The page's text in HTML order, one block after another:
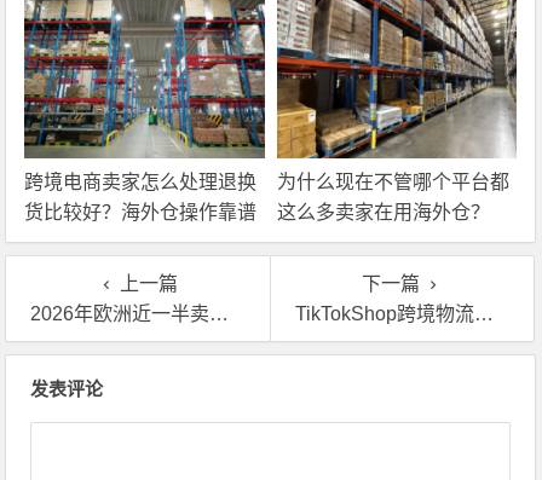
跨境电商卖家怎么处理退换
货比较好？海外仓操作靠谱
吗？
为什么现在不管哪个平台都
这么多卖家在用海外仓？
上一篇
2026年欧洲近一半卖家因配送弃单，你还没有合作海外仓吗？
下一篇
TikTokShop跨境物流时效要求高？来看现在的卖家都如何应对的
发表评论